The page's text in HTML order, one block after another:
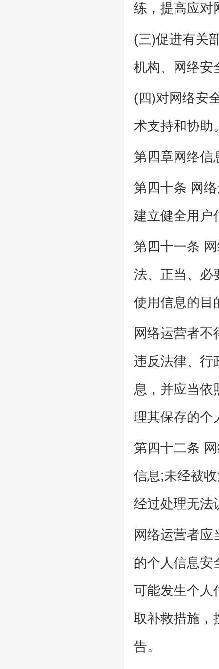
练，提高应对
(三)促进有关
机构、网络安
(四)对网络安
术支持和协助
第四章网络信
第四十条 网
建立健全用户
第四十一条
法、正当、必
使用信息的目
网络运营者
违反法律、行
息，并应当依
理其保存的个
第四十二条
信息;未经被
经过处理无法
网络运营者
的个人信息安
可能发生个人
取补救措施，
告。